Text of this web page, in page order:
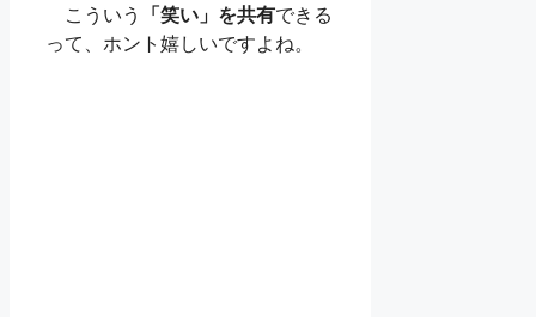
こういう
「笑い」を共有できる
って、ホント嬉しいですよね。